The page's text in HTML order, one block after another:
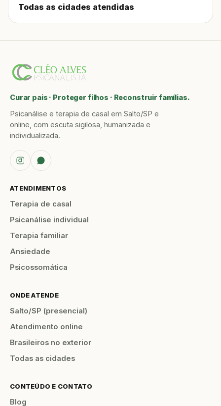
Todas as cidades atendidas
Curar pais · Proteger filhos · Reconstruir famílias.
Psicanálise e terapia de casal em Salto/SP e
online, com escuta sigilosa, humanizada e
individualizada.
ATENDIMENTOS
Terapia de casal
Psicanálise individual
Terapia familiar
Ansiedade
Psicossomática
ONDE ATENDE
Salto/SP (presencial)
Atendimento online
Brasileiros no exterior
Todas as cidades
CONTEÚDO E CONTATO
Blog